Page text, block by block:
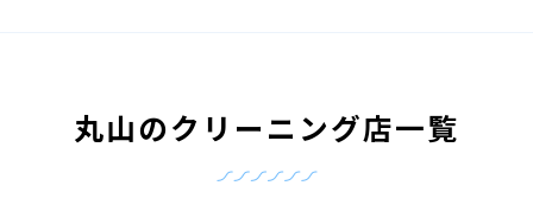
丸山のクリーニング店一覧